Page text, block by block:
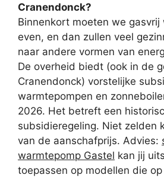
Cranendonck?
Binnenkort moeten we gasvrij
even, en dan zullen veel
naar andere vormen van
De overheid biedt (ook in de
Cranendonck) vorstelijke
warmtepompen en
2026. Het betreft een
subsidieregeling. Niet zelden
van de aanschafprijs. Advies:
warmtepomp Gastel kan jij
toepassen op modellen die